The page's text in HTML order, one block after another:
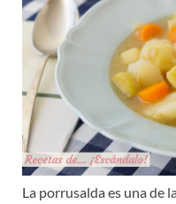
La porrusalda es una de